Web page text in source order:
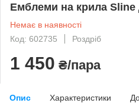
Емблеми на крила Sline
Немає в наявності
Код: 602735
Роздріб
1 450 ₴/пара
Опис Характеристики